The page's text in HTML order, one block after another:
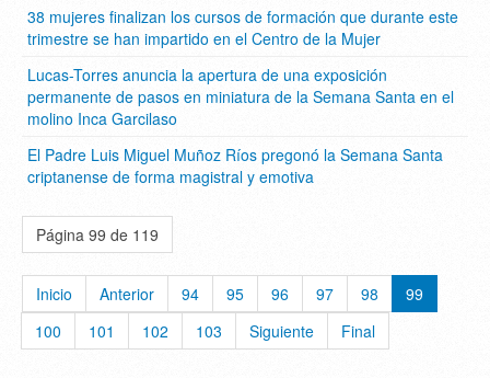
38 mujeres finalizan los cursos de formación que durante este
trimestre se han impartido en el Centro de la Mujer
Lucas-Torres anuncia la apertura de una exposición
permanente de pasos en miniatura de la Semana Santa en el
molino Inca Garcilaso
El Padre Luis Miguel Muñoz Ríos pregonó la Semana Santa
criptanense de forma magistral y emotiva
Página 99 de 119
Inicio Anterior 94 95 96 97 98
99
100
101 102 103 Siguiente Final